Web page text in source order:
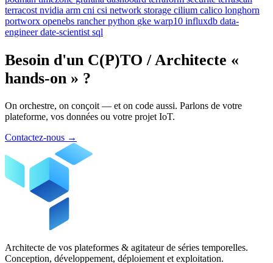
terracost nvidia arm cni csi network storage cilium calico longhorn
portworx openebs rancher python gke warp10 influxdb data-
engineer date-scientist sql
Besoin d'un C(P)TO / Architecte «
hands-on » ?
On orchestre, on conçoit — et on code aussi. Parlons de votre
plateforme, vos données ou votre projet IoT.
Contactez-nous →
Architecte de vos plateformes & agitateur de séries temporelles.
Conception, développement, déploiement et exploitation.